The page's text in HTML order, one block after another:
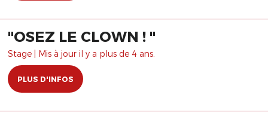
"OSEZ LE CLOWN ! "
Stage | Mis à jour il y a plus de 4 ans.
PLUS D'INFOS